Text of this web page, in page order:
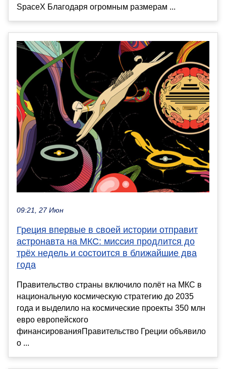
SpaceX Благодаря огромным размерам ...
09:21, 27 Июн
Греция впервые в своей истории отправит
астронавта на МКС: миссия продлится до
трёх недель и состоится в ближайшие два
года
Правительство страны включило полёт на МКС в
национальную космическую стратегию до 2035
года и выделило на космические проекты 350 млн
евро европейского
финансированияПравительство Греции объявило
о ...